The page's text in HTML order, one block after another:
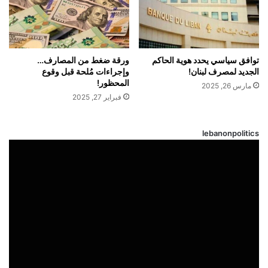
توافق سياسي يحدد هوية الحاكم
الجديد لمصرف لبنان!
مارس 26, 2025
ورقة ضغط من المصارف…
وإجراءات مُلحة قبل وقوع
المحظور!
فبراير 27, 2025
lebanonpolitics